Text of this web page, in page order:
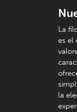
La
es el
la